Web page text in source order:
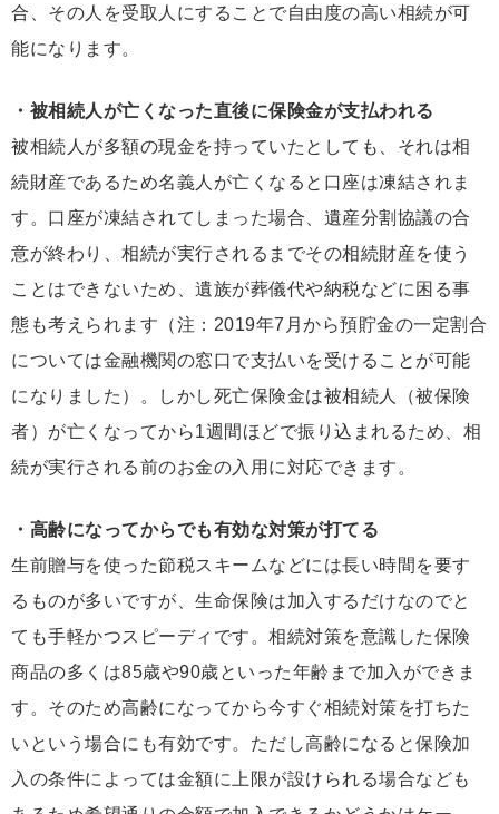
合、その人を受取人にすることで自由度の高い相続が可
能になります。
・被相続人が亡くなった直後に保険金が支払われる
被相続人が多額の現金を持っていたとしても、それは相
続財産であるため名義人が亡くなると口座は凍結されま
す。口座が凍結されてしまった場合、遺産分割協議の合
意が終わり、相続が実行されるまでその相続財産を使う
ことはできないため、遺族が葬儀代や納税などに困る事
態も考えられます（注：2019年7月から預貯金の一定割合
については金融機関の窓口で支払いを受けることが可能
になりました）。しかし死亡保険金は被相続人（被保険
者）が亡くなってから1週間ほどで振り込まれるため、相
続が実行される前のお金の入用に対応できます。
・高齢になってからでも有効な対策が打てる
生前贈与を使った節税スキームなどには長い時間を要す
るものが多いですが、生命保険は加入するだけなのでと
ても手軽かつスピーディです。相続対策を意識した保険
商品の多くは85歳や90歳といった年齢まで加入ができま
す。そのため高齢になってから今すぐ相続対策を打ちた
いという場合にも有効です。ただし高齢になると保険加
入の条件によっては金額に上限が設けられる場合なども